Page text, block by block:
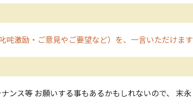
激励・ご意見やご要望など）を、一言いただけます
ンス等 お願いする事もあるかもしれないので、 末